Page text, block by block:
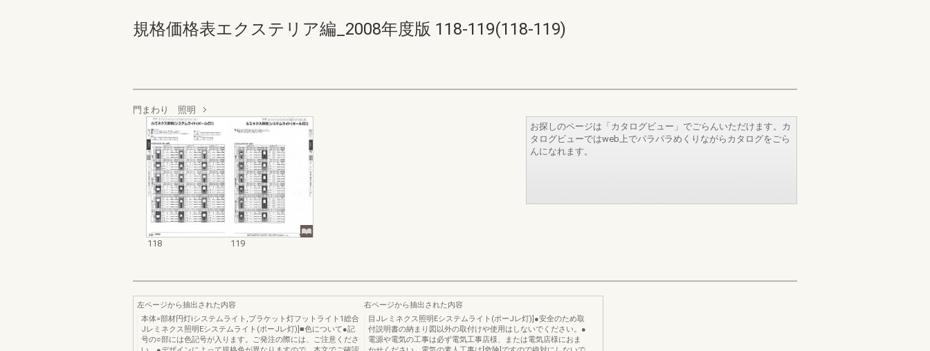
規格価格表エクステリア編_2008年度版 118-119(118-119)
門まわり 照明
118 119
お探しのページは「カタログビュー」でごらんいただけます。カ
タログビューではweb上でパラパラめくりながらカタログをごら
んになれます。
左ページから抽出された内容
本体=部材円灯iシステムライト,ブラケット灯フットライト1総合
Jレミネクス照明Eシステムライト(ポーJレ灯)]■色について●記
号の○部には色記号が入ります。ご発注の際には、ご注意くださ
右ページから抽出された内容
目Jレミネクス照明Eシステムライト(ポーJレ灯)]●安全のため取
付説明書の納まり図以外の取付けや使用はしないでください。●
電源や電気の工事は必ず電気工事店様、または電気店様におま